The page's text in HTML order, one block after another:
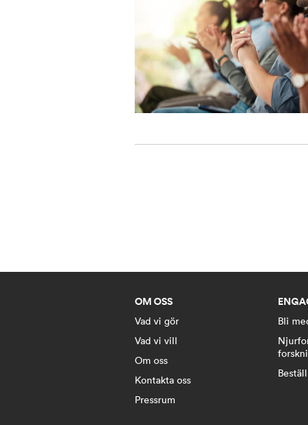
OM OSS
Vad vi gör
Vad vi vill
Om oss
Kontakta oss
Pressrum
Bli